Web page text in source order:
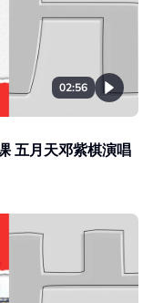
02:56
五月天邓紫棋演唱